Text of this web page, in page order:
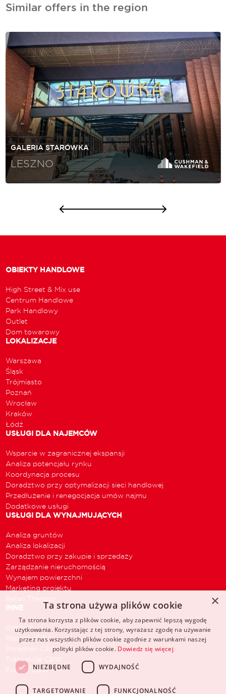
Similar offers in the region
GALERIA STARÓWKA
LESZNO
OBIEKTY HANDLOWE
High Street & Mix use
Centrum Handlowe
Park Handlowy
Outlet
Dom towarowy
LOKALIZACJE
Warszawa
Śląsk
Trójmiasto
Poznań
Wrocław
Kraków
Łódź
USŁUGI DLA NAJEMCÓW
Wsparcie w zagranicznej ekspansji
Analiza potencjału rynku
Koordynacja procesu
Doradztwo przy optymalizacji sieci handlowej
Przedłużenie i renegocjacja umów najmu
Dodatkowe usługi
USŁUGI DLA WYNAJMUJĄCYCH
Analiza gruntów
Analiza lokalizacji
Doradztwo przy zakupie i sprzedaży
Zarządzanie nieruchomością
Wynajem powierzchni
Marketing projektu
Retail Therapy
INNE
Kontakt
Raporty C&W
Poradniki C&W
Transakcje C&W
Eventy C&W
×
Ta strona używa plików cookie
Ta strona korzysta z plików cookie, aby zapewnić lepszą wygodę
użytkowania. Korzystając z tej strony, wyrażasz zgodę na używanie
przez nas wszystkich plików cookie zgodnie z warunkami naszej
polityki plików cookie. Dowiedz się więcej
NIEZBĘDNE WYDAJNOŚĆ
TARGETOWANIE FUNKCJONALNOŚĆ